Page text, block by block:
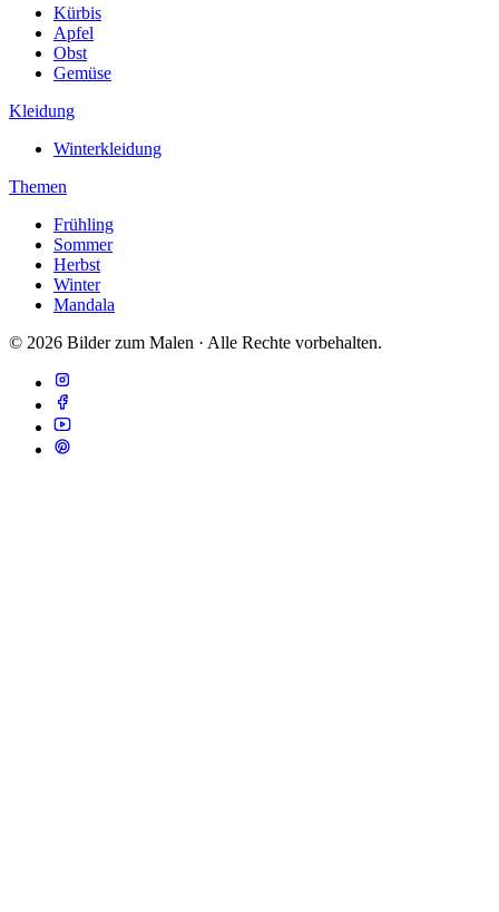
Kürbis
Apfel
Obst
Gemüse
Kleidung
Winterkleidung
Themen
Frühling
Sommer
Herbst
Winter
Mandala
© 2026 Bilder zum Malen · Alle Rechte vorbehalten.